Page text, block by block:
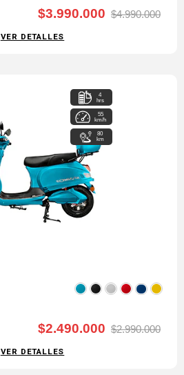
$3.990.000 $4.990.000
VER DETALLES
4
hrs
55
km/h
80
km
$2.490.000 $2.990.000
VER DETALLES